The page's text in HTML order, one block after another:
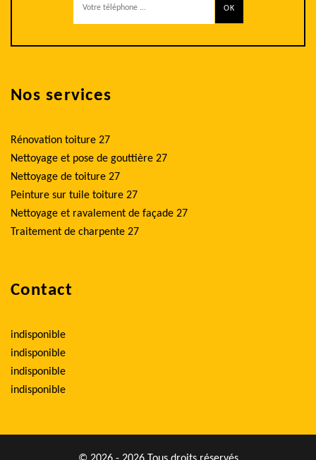
Nos services
Rénovation toiture 27
Nettoyage et pose de gouttière 27
Nettoyage de toiture 27
Peinture sur tuile toiture 27
Nettoyage et ravalement de façade 27
Traitement de charpente 27
Contact
indisponible
indisponible
indisponible
indisponible